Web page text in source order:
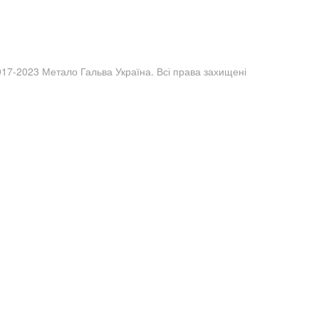
2023 Метало Гальва Україна. Всі права захищені